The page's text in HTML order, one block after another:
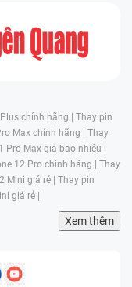
chính hãng | Thay pin
Max chính hãng | Thay
Pro Max giá bao nhiêu |
12 Pro chính hãng | Thay
Mini giá rẻ | Thay pin
giá rẻ |
Xem thêm